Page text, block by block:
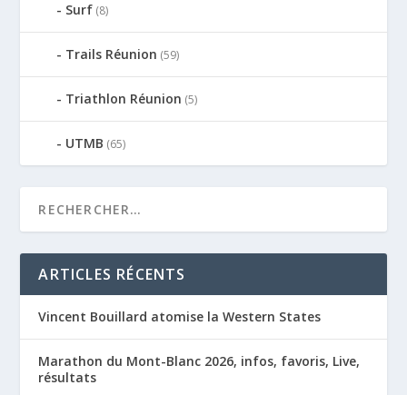
Surf (8)
Trails Réunion (59)
Triathlon Réunion (5)
UTMB (65)
ARTICLES RÉCENTS
Vincent Bouillard atomise la Western States
Marathon du Mont-Blanc 2026, infos, favoris, Live,
résultats